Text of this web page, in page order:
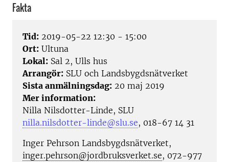
Fakta
Tid: 2019-05-22 12:30 - 15:00
Ort: Ultuna
Lokal: Sal 2, Ulls hus
Arrangör: SLU och Landsbygdsnätverket
Sista anmälningsdag: 20 maj 2019
Mer information:
Nilla Nilsdotter-Linde, SLU
nilla.nilsdotter-linde@slu.se, 018-67 14 31
Inger Pehrson Landsbygdsnätverket,
inger.pehrson@jordbruksverket.se, 072-977